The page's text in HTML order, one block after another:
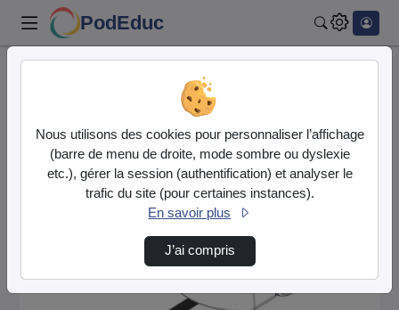
PodEduc
Exo1-Suiveur de ligne.mov
Lire
la
Nous utilisons des cookies pour personnaliser l’affichage
(barre de menu de droite, mode sombre ou dyslexie
etc.), gérer la session (authentification) et analyser le
trafic du site (pour certaines instances).
En savoir plus
J’ai compris